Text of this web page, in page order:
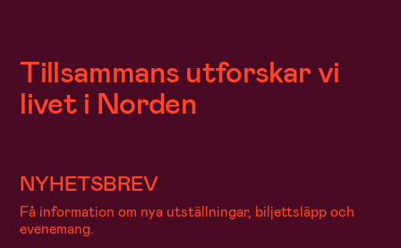
Tillsammans utforskar vi
livet i Norden
NYHETSBREV
Få information om nya utställningar, biljettsläpp och
evenemang.